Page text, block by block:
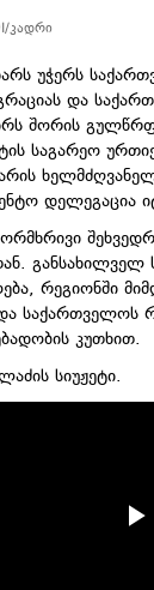
კადრი
უჭერს
და
შორის
საგარეო
დელეგაცია
განსახილველ
რეგიონში
და
კუთხით.
სიუჟეტი.